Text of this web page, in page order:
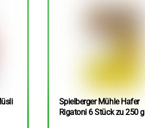
Spielberger Mühle Hafer
Rigatoni 6 Stück zu 250 g